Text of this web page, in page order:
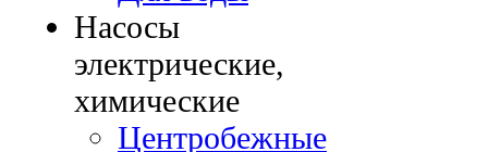
Насосы
электрические,
химические
Центробежные